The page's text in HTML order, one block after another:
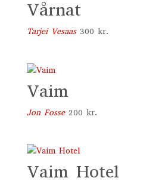
Vårnat
Tarjei Vesaas 300 kr.
Vaim
Jon Fosse 200 kr.
Vaim Hotel